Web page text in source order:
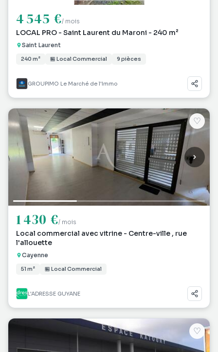
4 545 €/ mois
LOCAL PRO - Saint Laurent du Maroni - 240 m²
Saint Laurent
240 m² 🏪 Local Commercial 9 pièces
GROUPIMO Le Marché de l'Immo
♡
1 430 €/ mois
Local commercial avec vitrine - Centre-ville , rue
l'allouette
Cayenne
51 m² 🏪 Local Commercial
L'ADRESSE GUYANE
♡